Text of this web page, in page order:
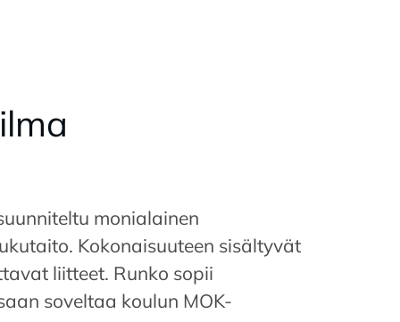
monialainen
Kokonaisuuteen sisältyvät
liitteet. Runko sopii
soveltaa koulun MOK-